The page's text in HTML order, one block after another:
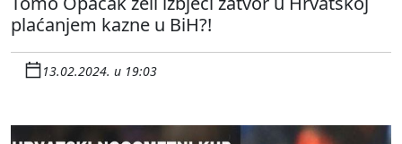
plaćanjem kazne u BiH?!
13.02.2024. u 19:03